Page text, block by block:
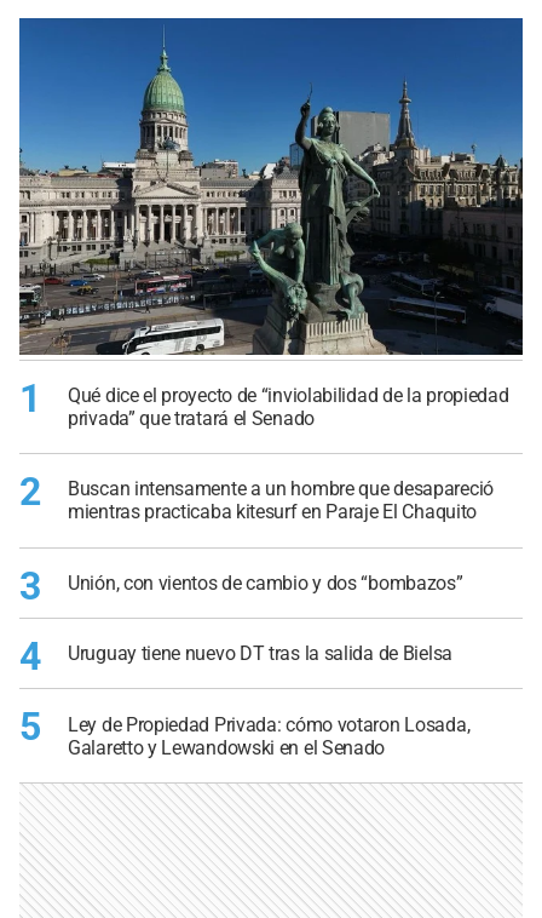
1
Qué dice el proyecto de “inviolabilidad de la propiedad
privada” que tratará el Senado
2
Buscan intensamente a un hombre que desapareció
mientras practicaba kitesurf en Paraje El Chaquito
3 Unión, con vientos de cambio y dos “bombazos”
4 Uruguay tiene nuevo DT tras la salida de Bielsa
5
Ley de Propiedad Privada: cómo votaron Losada,
Galaretto y Lewandowski en el Senado